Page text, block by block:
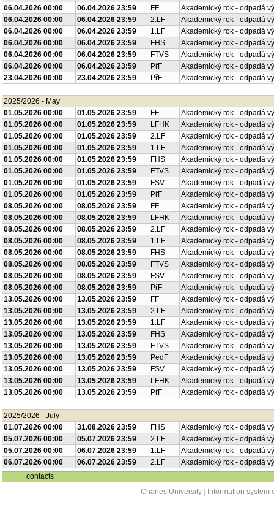
06.04.2026 00:00
06.04.2026 23:59 FF
Akademický rok - odpadá
06.04.2026 00:00
06.04.2026 23:59 2.LF
Akademický rok - odpadá
06.04.2026 00:00
06.04.2026 23:59 1.LF
Akademický rok - odpadá
06.04.2026 00:00
06.04.2026 23:59 FHS
Akademický rok - odpadá
06.04.2026 00:00
06.04.2026 23:59 FTVS
Akademický rok - odpadá
06.04.2026 00:00
06.04.2026 23:59 PřF
Akademický rok - odpadá
23.04.2026 00:00
23.04.2026 23:59 PřF Akademický rok - odpadá
2025/2026 - May
01.05.2026 00:00
01.05.2026 23:59 FF
Akademický rok - odpadá
01.05.2026 00:00
01.05.2026 23:59 LFHK
Akademický rok - odpadá
01.05.2026 00:00
01.05.2026 23:59 2.LF
Akademický rok - odpadá
01.05.2026 00:00
01.05.2026 23:59 1.LF
Akademický rok - odpadá
01.05.2026 00:00
01.05.2026 23:59 FHS
Akademický rok - odpadá
01.05.2026 00:00
01.05.2026 23:59 FTVS
Akademický rok - odpadá
01.05.2026 00:00
01.05.2026 23:59 FSV
Akademický rok - odpadá
01.05.2026 00:00
01.05.2026 23:59 PřF
Akademický rok - odpadá
08.05.2026 00:00
08.05.2026 23:59 FF
Akademický rok - odpadá
08.05.2026 00:00
08.05.2026 23:59 LFHK
Akademický rok - odpadá
08.05.2026 00:00
08.05.2026 23:59 2.LF
Akademický rok - odpadá
08.05.2026 00:00
08.05.2026 23:59 1.LF
Akademický rok - odpadá
08.05.2026 00:00
08.05.2026 23:59 FHS
Akademický rok - odpadá
08.05.2026 00:00
08.05.2026 23:59 FTVS
Akademický rok - odpadá
08.05.2026 00:00
08.05.2026 23:59 FSV
Akademický rok - odpadá
08.05.2026 00:00
08.05.2026 23:59 PřF
Akademický rok - odpadá
13.05.2026 00:00
13.05.2026 23:59 FF
Akademický rok - odpadá
13.05.2026 00:00
13.05.2026 23:59 2.LF
Akademický rok - odpadá
13.05.2026 00:00
13.05.2026 23:59 1.LF
Akademický rok - odpadá
13.05.2026 00:00
13.05.2026 23:59 FHS
Akademický rok - odpadá
13.05.2026 00:00
13.05.2026 23:59 FTVS
Akademický rok - odpadá
13.05.2026 00:00
13.05.2026 23:59 PedF
Akademický rok - odpadá
13.05.2026 00:00
13.05.2026 23:59 FSV
Akademický rok - odpadá
13.05.2026 00:00
13.05.2026 23:59 LFHK
Akademický rok - odpadá
13.05.2026 00:00
13.05.2026 23:59 PřF Akademický rok - odpadá
2025/2026 - July
01.07.2026 00:00
31.08.2026 23:59 FHS
Akademický rok - odpadá
05.07.2026 00:00
05.07.2026 23:59 2.LF
Akademický rok - odpadá
05.07.2026 00:00
06.07.2026 23:59 1.LF
Akademický rok - odpadá
06.07.2026 00:00
06.07.2026 23:59 2.LF
Akademický rok - odpadá
contacts
Charles University
Information